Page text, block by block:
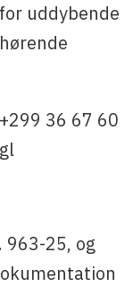
uddybende
36 67 60
963-25, og